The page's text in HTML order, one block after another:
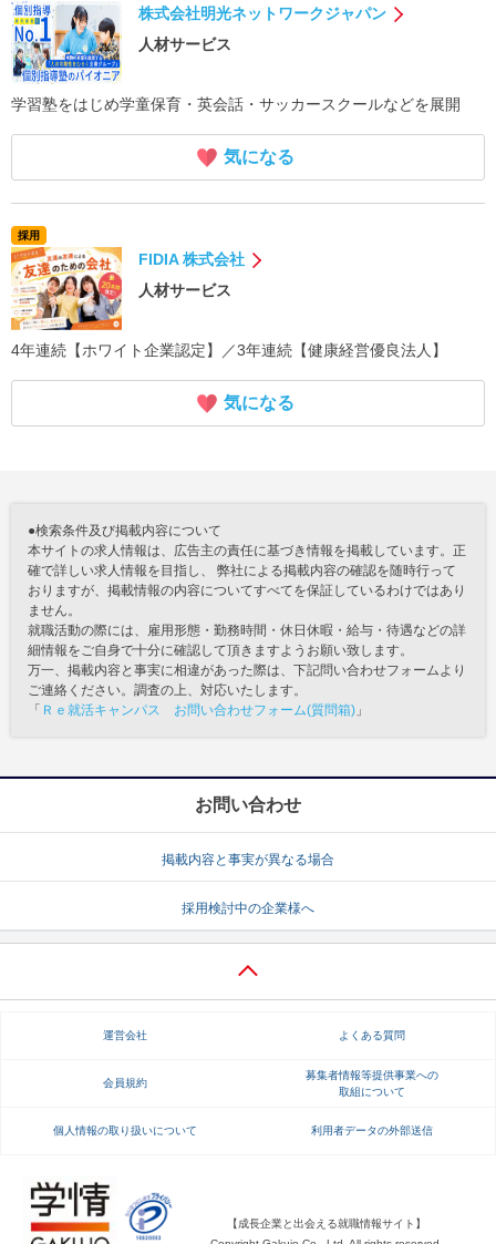
株式会社明光ネットワークジャパン
人材サービス
学習塾をはじめ学童保育・英会話・サッカースクールなどを展開
気になる
採用
FIDIA 株式会社
人材サービス
4年連続【ホワイト企業認定】／3年連続【健康経営優良法人】
気になる
●検索条件及び掲載内容について
本サイトの求人情報は、広告主の責任に基づき情報を掲載しています。正
確で詳しい求人情報を目指し、 弊社による掲載内容の確認を随時行って
おりますが、掲載情報の内容についてすべてを保証しているわけではあり
ません。
就職活動の際には、雇用形態・勤務時間・休日休暇・給与・待遇などの詳
細情報をご自身で十分に確認して頂きますようお願い致します。
万一、掲載内容と事実に相違があった際は、下記問い合わせフォームより
ご連絡ください。調査の上、対応いたします。
「 Ｒｅ就活キャンパス お問い合わせフォーム(質問箱) 」
お問い合わせ
掲載内容と事実が異なる場合
採用検討中の企業様へ
運営会社 よくある質問
会員規約
募集者情報等提供事業への
取組について
個人情報の取り扱いについて 利用者データの外部送信
【成長企業と出会える就職情報サイト】